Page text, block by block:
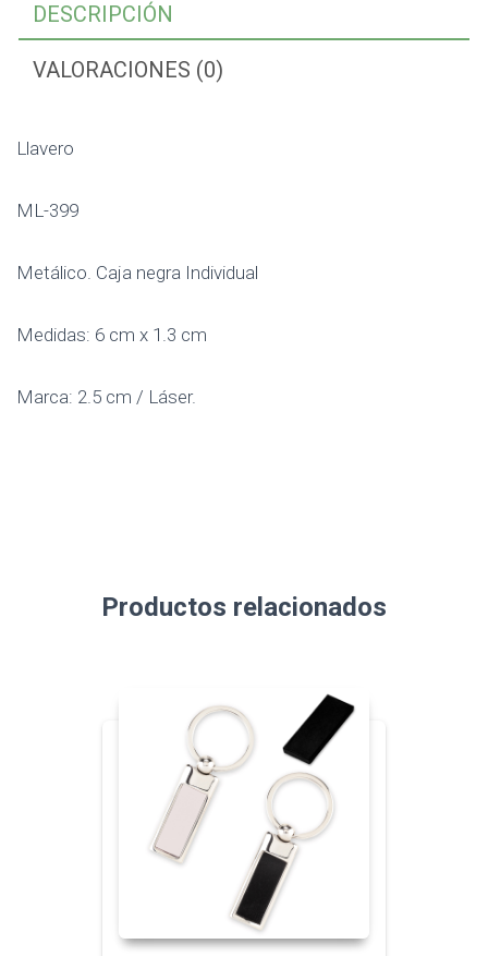
DESCRIPCIÓN
VALORACIONES (0)
Llavero
ML-399
Metálico. Caja negra Individual
Medidas: 6 cm x 1.3 cm
Marca: 2.5 cm / Láser.
Productos relacionados